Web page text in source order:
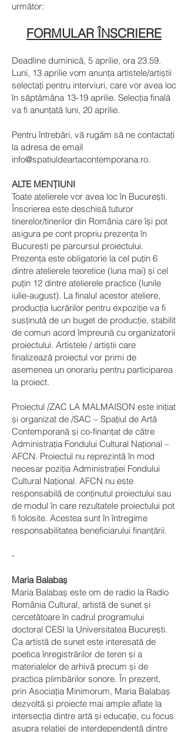
următor:
FORMULAR ÎNSCRIERE
Deadline duminică, 5 aprilie, ora 23.59.
Luni, 13 aprilie vom anunța artistele/artiștii
selectați pentru interviuri, care vor avea loc
în săptămâna 13-19 aprilie. Selecția finală
va fi anunțată luni, 20 aprilie.
Pentru întrebări, vă rugăm să ne contactați
la adresa de email
info@spatiuldeartacontemporana.ro.
ALTE MENȚIUNI
Toate atelierele vor avea loc în București.
Înscrierea este deschisă tuturor
tinerelor/tinerilor din România care își pot
asigura pe cont propriu prezența în
București pe parcursul proiectului.
Prezența este obligatorie la cel puțin 6
dintre atelierele teoretice (luna mai) și cel
puțin 12 dintre atelierele practice (lunile
iulie-august). La finalul acestor ateliere,
producția lucrărilor pentru expoziție va fi
susținută de un buget de producție, stabilit
de comun acord împreună cu organizatorii
proiectului. Artistele / artiștii care
finalizează proiectul vor primi de
asemenea un onorariu pentru participarea
la proiect.
Proiectul /ZAC LA MALMAISON este inițiat
și organizat de /SAC – Spațiul de Artă
Contemporană și co-finanțat de către
Administrația Fondului Cultural Național –
AFCN. Proiectul nu reprezintă în mod
necesar poziția Administrației Fondului
Cultural Național. AFCN nu este
responsabilă de conținutul proiectului sau
de modul în care rezultatele proiectului pot
fi folosite. Acestea sunt în întregime
responsabilitatea beneficiarului finanțării.
-
Maria Balabaș
Maria Balabaș este om de radio la Radio
România Cultural, artistă de sunet și
cercetătoare în cadrul programului
doctoral CESI la Universitatea București.
Ca artistă de sunet este interesată de
poetica înregistrărilor de teren și a
materialelor de arhivă precum și de
practica plimbărilor sonore. În prezent,
prin Asociația Minimorum, Maria Balabaș
dezvoltă și proiecte mai ample aflate la
intersecția dintre artă și educație, cu focus
asupra relației de interdependență dintre